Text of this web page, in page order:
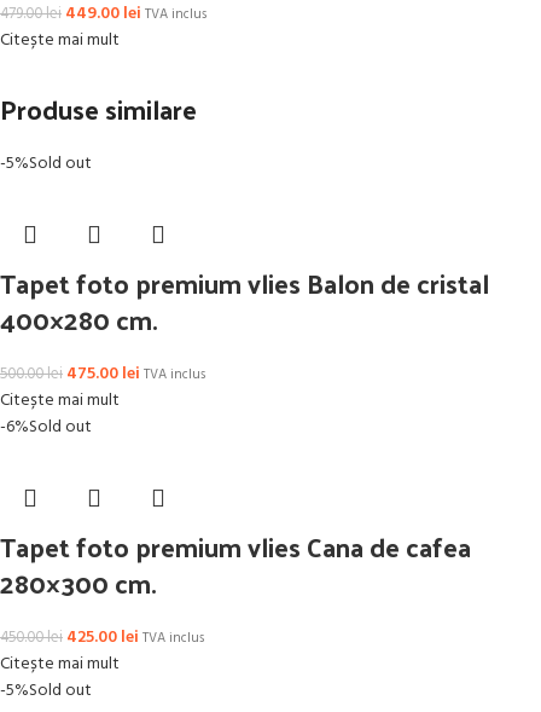
479.00lei 449.00lei TVA inclus
Citește mai mult
Produse similare
-5%Sold out
Tapet foto premium vlies Balon de cristal
400×280 cm.
500.00lei 475.00lei TVA inclus
Citește mai mult
-6%Sold out
Tapet foto premium vlies Cana de cafea
280×300 cm.
450.00lei 425.00lei TVA inclus
Citește mai mult
-5%Sold out